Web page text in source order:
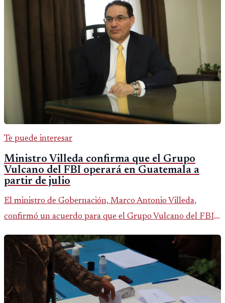
Te puede interesar
Ministro Villeda confirma que el Grupo
Vulcano del FBI operará en Guatemala a
partir de julio
El ministro de Gobernación, Marco Antonio Villeda,
confirmó un acuerdo para que el Grupo Vulcano del FBI
fallido con la administración anterior del Ministerio
Público.